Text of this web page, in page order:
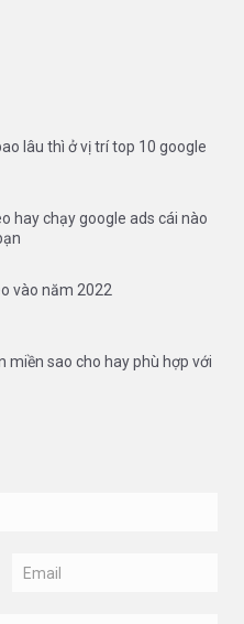
lâu thì ở vị trí top 10 google
hay chạy google ads cái nào
vào năm 2022
miền sao cho hay phù hợp với